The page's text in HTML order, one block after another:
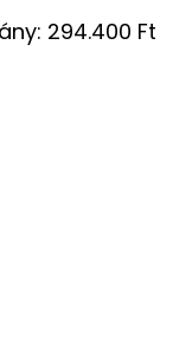
294.400 Ft